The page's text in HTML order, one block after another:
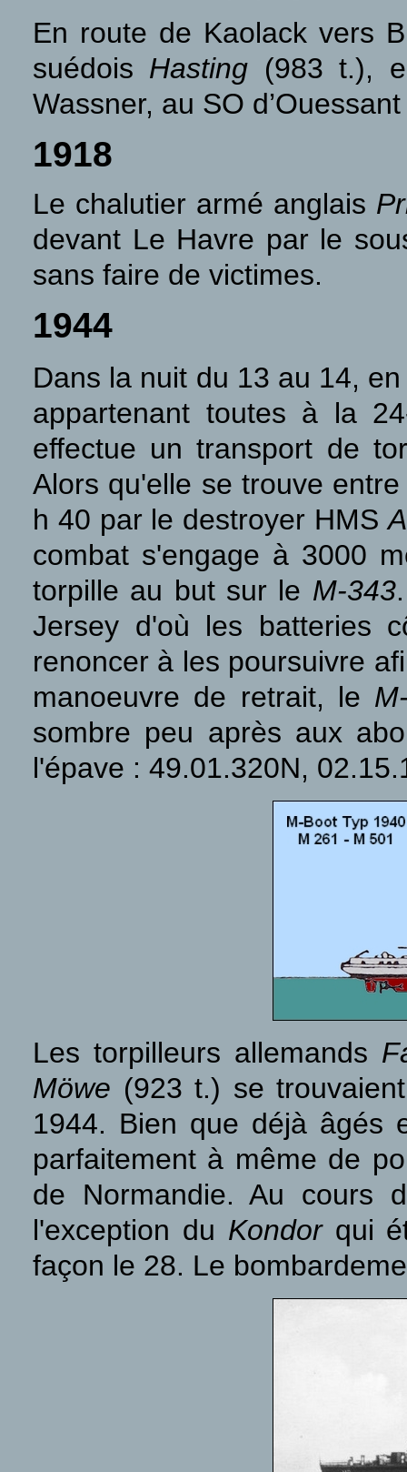
En route de Kaolack vers
suédois Hasting (983 t.),
Wassner, au SO
1918
Le chalutier armé anglais
devant Le Havre par le
sans faire de victimes.
1944
Dans la nuit du 13 au 14,
appartenant toutes à la
effectue un transport de
Alors qu'elle se trouve
h 40 par le destroyer HMS
combat s'engage à 3000
torpille au but sur le M-343
Jersey d'où les batteries
renoncer à les poursuivre
manoeuvre de retrait, le
sombre peu après aux
l'épave : 49.01.320N,
Les torpilleurs allemands
Möwe (923 t.) se
1944. Bien que déjà âgés
parfaitement à même de
de Normandie. Au cours
l'exception du Kondorqui
façon le 28. Le